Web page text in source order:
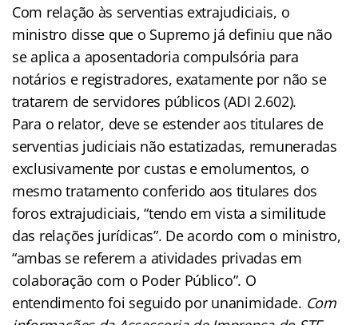
Com relação às serventias extrajudiciais, o
ministro disse que o Supremo já definiu que não
se aplica a aposentadoria compulsória para
notários e registradores, exatamente por não se
tratarem de servidores públicos (ADI 2.602).
Para o relator, deve se estender aos titulares de
serventias judiciais não estatizadas, remuneradas
exclusivamente por custas e emolumentos, o
mesmo tratamento conferido aos titulares dos
foros extrajudiciais, “tendo em vista a similitude
das relações jurídicas”. De acordo com o ministro,
“ambas se referem a atividades privadas em
colaboração com o Poder Público”. O
entendimento foi seguido por unanimidade. Com